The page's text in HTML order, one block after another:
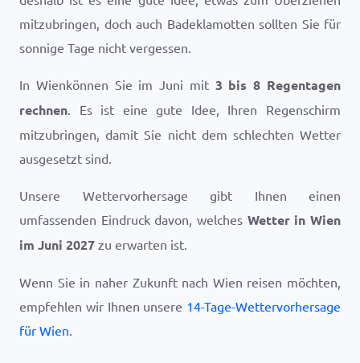
mitzubringen, doch auch Badeklamotten sollten Sie für
sonnige Tage nicht vergessen.
In Wienkönnen Sie im Juni mit 3 bis 8 Regentagen
rechnen. Es ist eine gute Idee, Ihren Regenschirm
mitzubringen, damit Sie nicht dem schlechten Wetter
ausgesetzt sind.
Unsere Wettervorhersage gibt Ihnen einen
umfassenden Eindruck davon, welches Wetter in Wien
im Juni 2027 zu erwarten ist.
Wenn Sie in naher Zukunft nach Wien reisen möchten,
empfehlen wir Ihnen unsere 14-Tage-Wettervorhersage
für Wien.